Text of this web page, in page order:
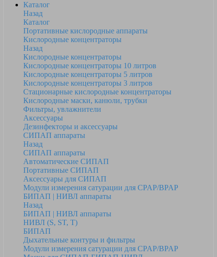
Каталог
Назад
Каталог
Портативные кислородные аппараты
Кислородные концентраторы
Назад
Кислородные концентраторы
Кислородные концентраторы 10 литров
Кислородные концентраторы 5 литров
Кислородные концентраторы 3 литров
Стационарные кислородные концентраторы
Кислородные маски, канюли, трубки
Фильтры, увлажнители
Аксессуары
Дезинфекторы и аксессуары
СИПАП аппараты
Назад
СИПАП аппараты
Автоматические СИПАП
Портативные СИПАП
Аксессуары для СИПАП
Модули измерения сатурации для CPAP/BPAP
БИПАП | НИВЛ аппараты
Назад
БИПАП | НИВЛ аппараты
НИВЛ (S, ST, T)
БИПАП
Дыхательные контуры и фильтры
Модули измерения сатурации для CPAP/BPAP